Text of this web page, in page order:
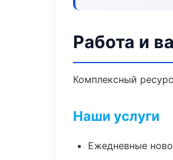
Работа и
Комплексный
Наши услуги
Ежедневные